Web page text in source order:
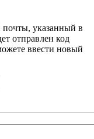
почты, указанный в
отправлен код
ввести новый